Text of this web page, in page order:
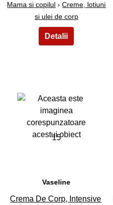
Mama si copilul ›Creme, lotiuni
si ulei de corp
15
Vaseline
Crema De Corp, Intensive